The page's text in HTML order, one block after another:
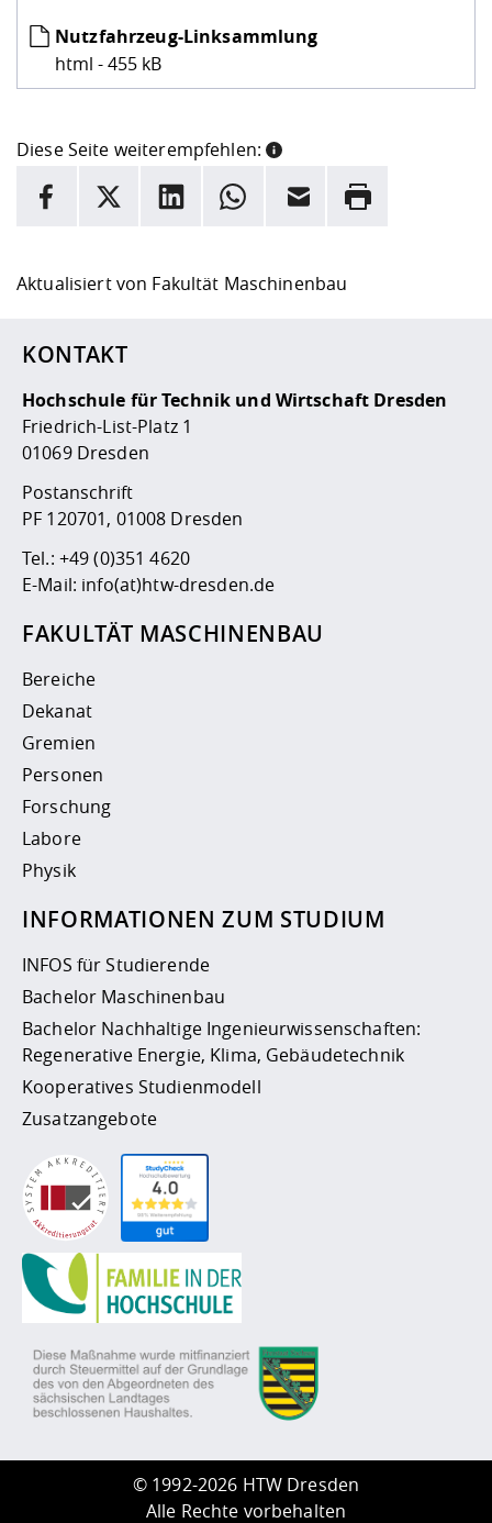
Nutzfahrzeug-Linksammlung
html - 455 kB
Diese Seite weiterempfehlen:
INFORMATION
Hier stehen weitere Informationen und ein Link zur
Facebook
X LinkedInWhatsappE-Mail Drucken
Aktualisiert von Fakultät Maschinenbau
KONTAKT
Hochschule für Technik und Wirtschaft Dresden
Friedrich-List-Platz 1
01069 Dresden
Postanschrift
PF 120701, 01008 Dresden
Tel.: +49 (0)351 4620
E-Mail: info(at)htw-dresden.de
FAKULTÄT MASCHINENBAU
Bereiche
Dekanat
Gremien
Personen
Forschung
Labore
Physik
INFORMATIONEN ZUM STUDIUM
INFOS für Studierende
Bachelor Maschinenbau
Bachelor Nachhaltige Ingenieurwissenschaften:
Regenerative Energie, Klima, Gebäudetechnik
Kooperatives Studienmodell
Zusatzangebote
© 1992-2026 HTW Dresden
Alle Rechte vorbehalten